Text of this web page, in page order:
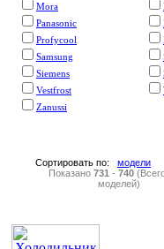
Mora
Panasonic
Profycool
Samsung
Siemens
Vestfrost
Zanussi
Сортировать по: модели
Показано 731 - 740
моделей)